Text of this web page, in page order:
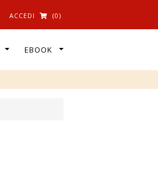
ACCEDI (0)
EBOOK